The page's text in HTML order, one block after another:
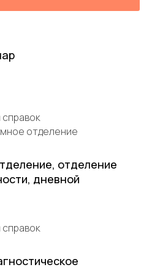
отделение
отделение
дневной